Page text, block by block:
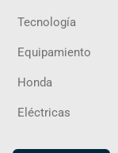
Tecnología
Equipamiento
Honda
Eléctricas